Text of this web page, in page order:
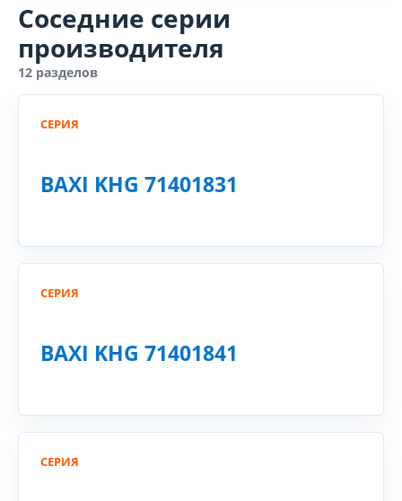
Соседние серии
производителя
12 разделов
СЕРИЯ
BAXI KHG 71401831
СЕРИЯ
BAXI KHG 71401841
СЕРИЯ